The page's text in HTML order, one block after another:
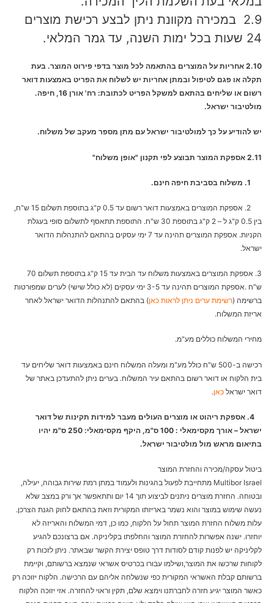
2.9 במכירה מקוונת ניתן לבצע רכישת מוצרים
24 שעות בכל ימות השנה, עד גמר המלאי.
2.10 אחריות על המוצרים בהתאמה לכל מוצר בדפי פירוט המוצר. בעת
תקלה או פגם לטיפול ובמתן אחריות יש לשלוח את הפריט באמצעות דואר
רשום או שליחים בהתאם למשקל הפריט לכתובת: רח' אורן 16, חיפה.
מולטיבור ישראל.
יש להודיע על כך למולטיבור ישראל עם מתן מספר מעקב של משלוח.
2.11 אספקת המוצר תבוצע לפי תקנון "אופן משלוח"
2. אספקת המוצרים באמצעות דואר רשום עד 0.5 ק"ג בתוספת תשלום 15 ש"ח,
בין 0.5 ק"ג ל – 2 ק"ג בתוספת 30 ש"ח. התוספת תתאסף לתשלום סופי בעגלת
הקניות. אספקת המוצרים תהינה עד 7 ימי עסקים בהתאם להתנהלות הדואר
ישראל.
3. אספקת המוצרים באמצעות משלוח עד הבית עד 15 ק"ג בתוספת תשלום 70
ש"ח .אספקת המוצרים תהינה עד 3-5 ימי עסקים (לא כולל שישי) לערים שמפורטות
ברשימה (רשימת ערים ניתן לראות כאן) בהתאם להתנהלות הדואר ישראל לאחר
אריזת המשלוח.
מחירי המשלוח כוללים מע"מ.
רכישה ב-500 ש"ח כולל מע"מ ומעלה המשלוח חינם באמצעות דואר שליחים עד
בית הלקוח או דואר רשום בהתאם עיר המשלוח. בערים ניתן להתעדכן באתר של
דואר ישראל כאן.
4. אספקת ריהוט או מוצרים העולים מעבר למידות תקינות של דואר
ישראל – אורך מקסימאלי : 100 ס"מ, היקף מקסימאלי: 250 ס"מ יהיו
בתיאום מראש מול מולטיבור ישראל.
ביטול עסקה/מכירה והחזרת המוצר
Multibor Israel מתחייבת לפעול בהגינות ולעמוד במתן רמת שירות גבוהה, יעילה,
ובטוחה. החזרת מוצרים ניתנים לביצוע תוך 14 יום ותתאפשר אך ורק במצב שלא
נעשה שימוש במוצר והוא נשמר באריזתו המקורית וזאת בהתאם לחוק הגנת הצרכן.
עלות משלוח החזרת המוצר תחול על הלקוח, כמו כן, דמי המשלוח והאריזה לא
יוחזרו. ישנה אפשרות להחזרת המוצר והחלפתו בקליניקה. אם ברצונכם להגיע
לקליניקה יש לפנות קודם לסודות דרך טופס יצירת הקשר שבאתר. ניתן לזכות רק
לקוחות שרכשו את המוצר,ושילמו עבורו בכרטיס אשראי שנמצא ברשותם, וקיימת
ברשותם קבלת האשראי המקורית כפי שנשלחה אליהם עם הרכישה. הלקוח יזוכה רק
כאשר המוצר יגיע חזרה לחברתנו וימצא שלם, תקין וראוי להחזרה. אזי יזוכה הלקוח